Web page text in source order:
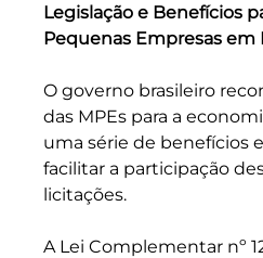
Legislação e Benefícios
Pequenas Empresas em
O governo brasileiro
das MPEs para a
uma série de benefícios
facilitar a participação
licitações.
A Lei Complementar nº